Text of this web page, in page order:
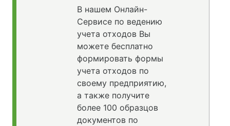
В нашем Онлайн-
Сервисе по ведению
учета отходов Вы
можете бесплатно
формировать формы
учета отходов по
своему предприятию,
а также получите
более 100 образцов
документов по